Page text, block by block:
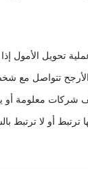
تحويل الأمول
الأرجح تتواصل مع
شركات معلومة
ترتبط أو لا ترتبط